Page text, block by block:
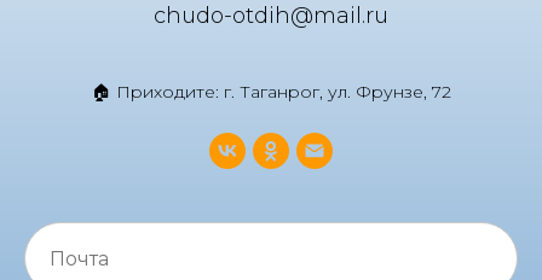
chudo-otdih@mail.ru
🏠 Приходите: г. Таганрог, ул. Фрунзе, 72